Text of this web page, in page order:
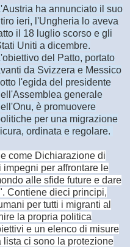
ha annunciato il suo
ieri, l'Ungheria lo aveva
il 18 luglio scorso e gli
Uniti a dicembre.
del Patto, portato
da Svizzera e Messico
l'egida del presidente
generale
è promuovere
per una migrazione
ordinata e regolare.
come Dichiarazione di
impegni per affrontare le
alle sfide future e dare
Contiene dieci principi,
per tutti i migranti al
la propria politica
e un elenco di misure
ci sono la protezione